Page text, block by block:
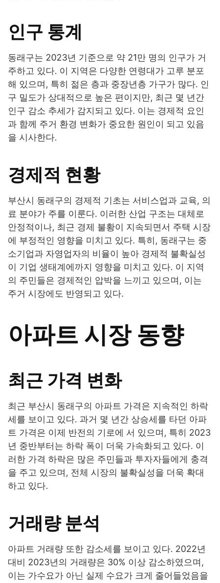
인구 통계
동래구는 2023년 기준으로 약 21만 명의 인구가 거
주하고 있다. 이 지역은 다양한 연령대가 고루 분포
해 있으며, 특히 젊은 층과 중장년층 가구가 많다. 인
구 밀도가 상대적으로 높은 편이지만, 최근 몇 년간
인구 감소 추세가 감지되고 있다. 이는 경제적 요인
과 함께 주거 환경 변화가 중요한 원인이 되고 있음
을 시사한다.
경제적 현황
부산시 동래구의 경제적 기초는 서비스업과 교육, 의
료 분야가 주를 이룬다. 이러한 산업 구조는 대체로
안정적이나, 최근 경제 불황이 지속되면서 주택 시장
에 부정적인 영향을 미치고 있다. 특히, 동래구는 중
소기업과 자영업자의 비율이 높아 경제적 불확실성
이 기업 생태계에까지 영향을 미치고 있다. 이 지역
의 주민들은 경제적인 압박을 느끼고 있으며, 이는
주거 시장에도 반영되고 있다.
아파트 시장 동향
최근 가격 변화
최근 부산시 동래구의 아파트 가격은 지속적인 하락
세를 보이고 있다. 과거 몇 년간 상승세를 타던 아파
트 가격은 이제 반전의 기로에 서 있으며, 특히 2023
년 중반부터는 하락 폭이 더욱 가속화되고 있다. 이
러한 가격 하락은 많은 주민들과 투자자들에게 충격
을 주고 있으며, 전체 시장의 불확실성을 더욱 확대
하고 있다.
거래량 분석
아파트 거래량 또한 감소세를 보이고 있다. 2022년
대비 2023년의 거래량은 30% 이상 감소하였으며,
이는 가수요가 아닌 실제 수요가 크게 줄어들었음을